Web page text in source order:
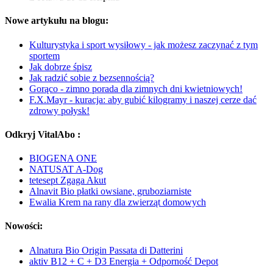
Nowe artykułu na blogu:
Kulturystyka i sport wysiłowy - jak możesz zaczynać z tym
sportem
Jak dobrze śpisz
Jak radzić sobie z bezsennością?
Gorąco - zimno porada dla zimnych dni kwietniowych!
F.X.Mayr - kuracja: aby gubić kilogramy i naszej cerze dać
zdrowy połysk!
Odkryj VitalAbo :
BIOGENA ONE
NATUSAT A-Dog
tetesept Zgaga Akut
Alnavit Bio płatki owsiane, gruboziarniste
Ewalia Krem na rany dla zwierząt domowych
Nowości:
Alnatura Bio Origin Passata di Datterini
aktiv B12 + C + D3 Energia + Odporność Depot